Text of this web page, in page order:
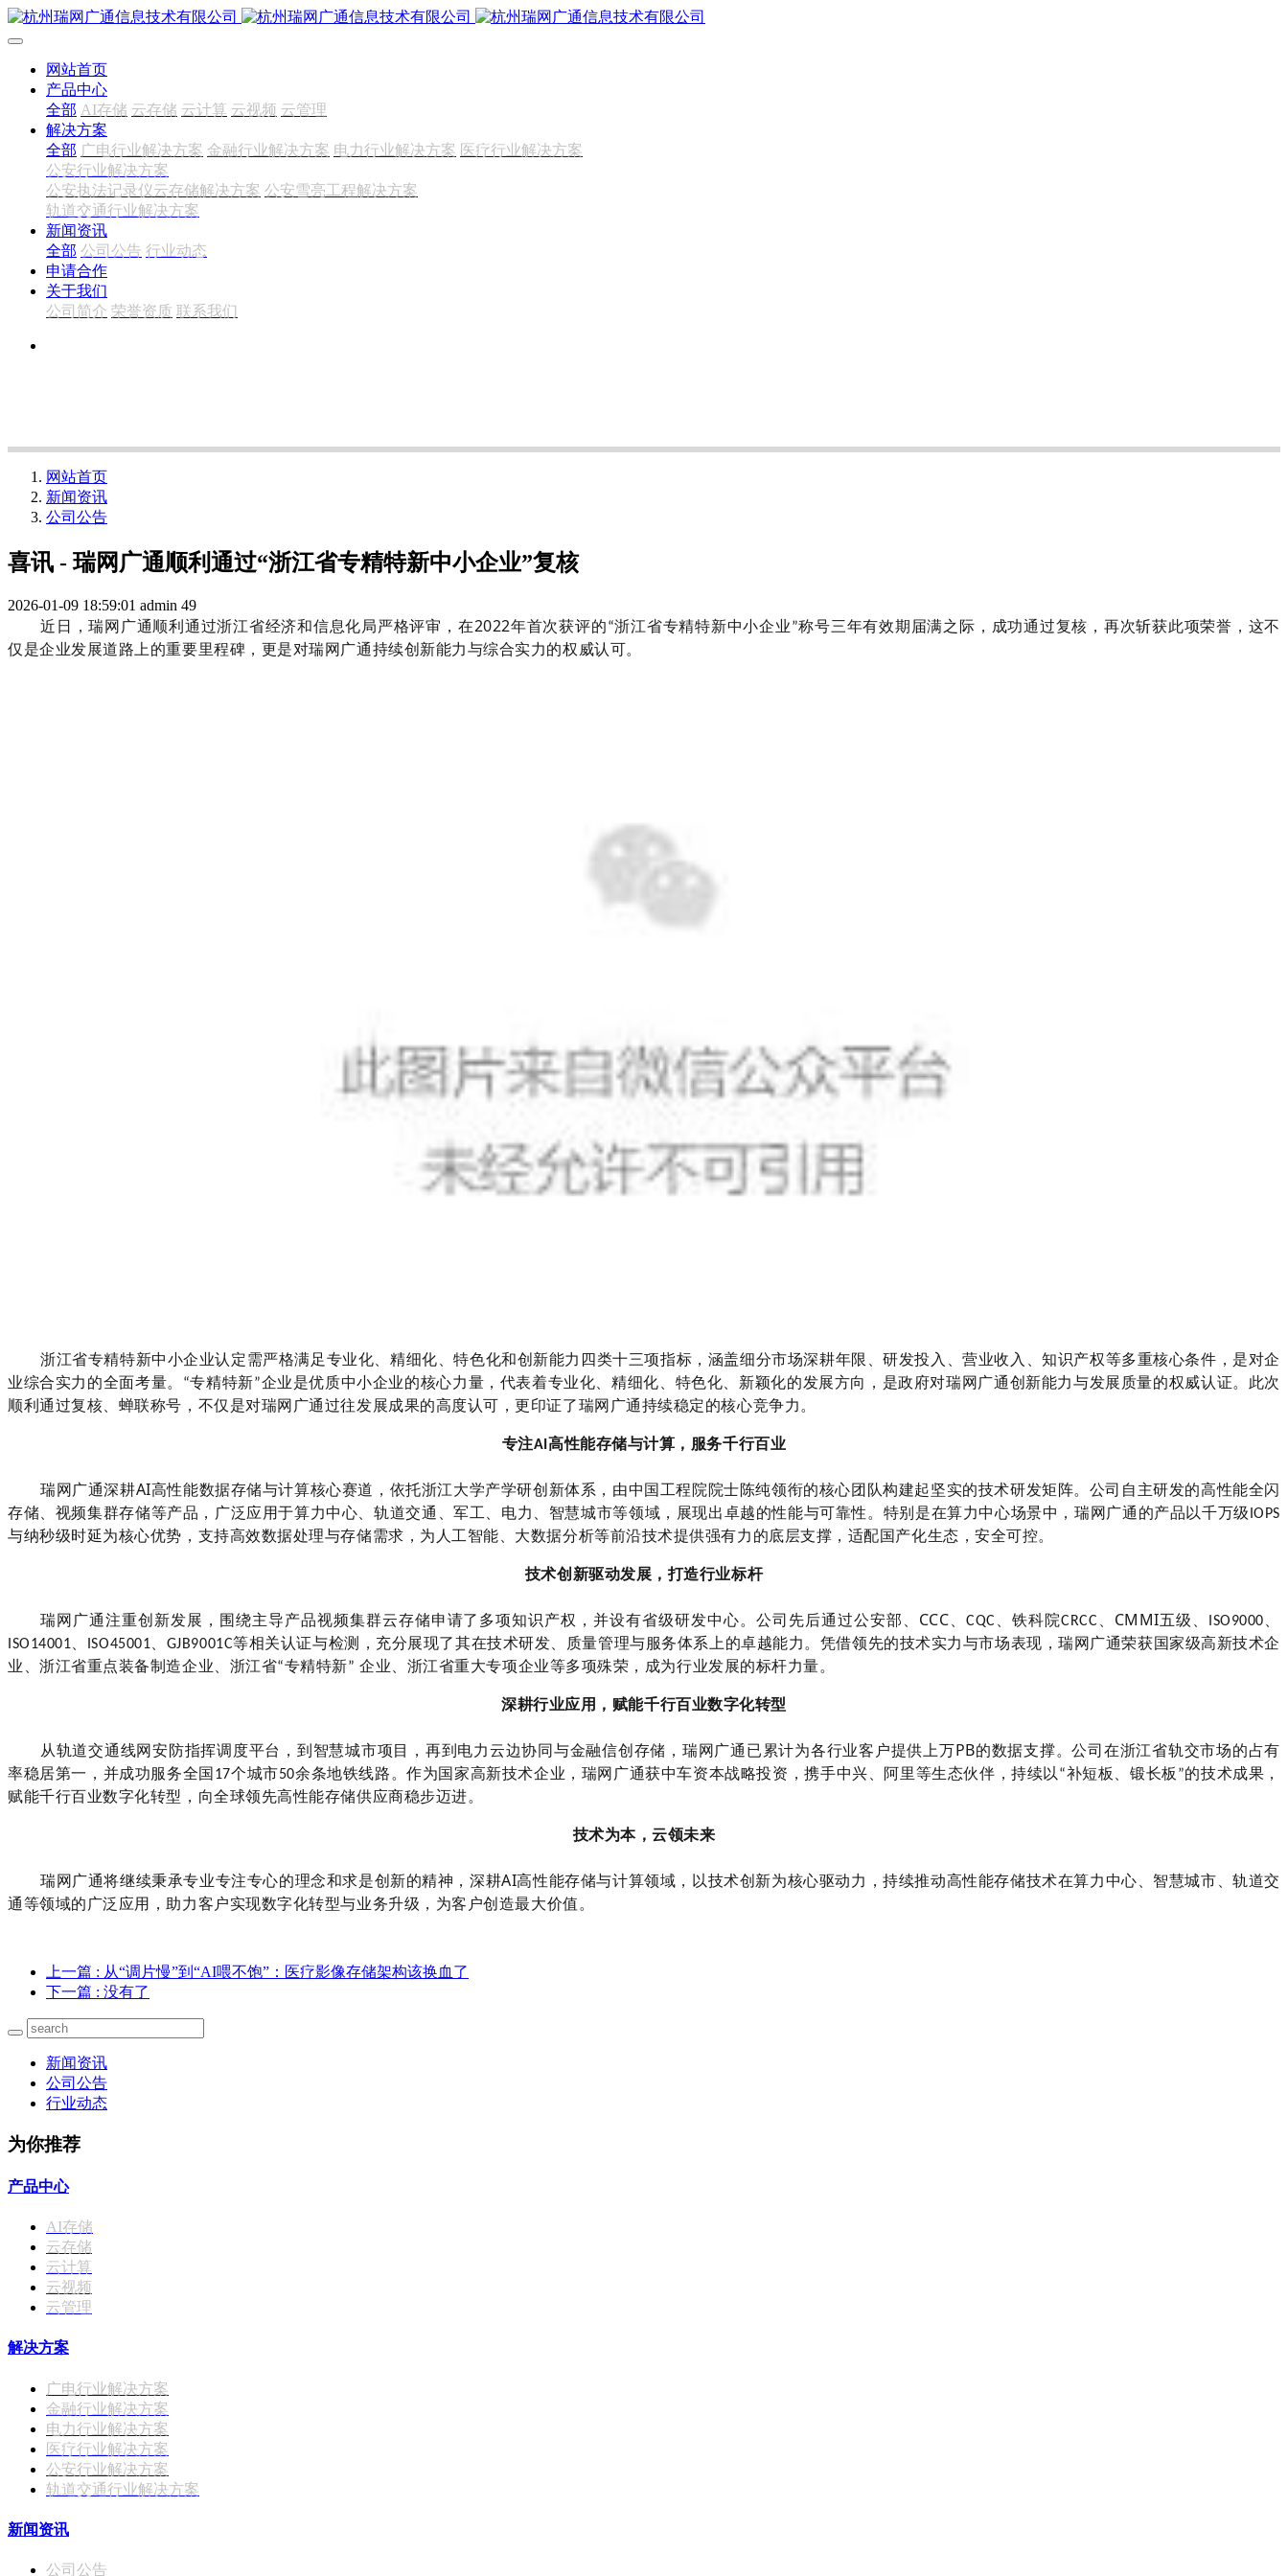
网站首页
产品中心
全部 AI存储 云存储 云计算 云视频 云管理
解决方案
全部 广电行业解决方案 金融行业解决方案 电力行业解决方案 医疗行业解决方案
公安行业解决方案
公安执法记录仪云存储解决方案 公安雪亮工程解决方案
轨道交通行业解决方案
新闻资讯
全部 公司公告 行业动态
申请合作
关于我们
公司简介 荣誉资质 联系我们
网站首页
新闻资讯
公司公告
喜讯 - 瑞网广通顺利通过“浙江省专精特新中小企业”复核
2026-01-09 18:59:01 admin 49
近日，瑞网广通顺利通过浙江省经济和信息化局严格评审，在2022年首次获评的“浙江省专精特新中小企业”称号三年有效期届满之际，成功通过复核，再次斩获此项荣誉， 这不
仅是企业发展道路上的重要里程碑，更是对瑞网广通持续创新能力与综合实力的权威认可。
浙江省专精特新中小企业认定需严格满足专业化、精细化、特色化和创新能力四类十三项指标，涵盖细分市场深耕年限、研发投入、营业收入、知识产权等多重核心条件，是对企
业综合实力的全面考量。
“专精特新”企业是优质中小企业的核心力量，代表着专业化、精细化、特色化、新颖化的发展方向，是政府对瑞网广通创新能力与发展质量的权威认证。此次
顺利通过复核、蝉联称号，不仅是对瑞网广通过往发展成果的高度认可，更印证了瑞网广通持续稳定的核心竞争力。
专注AI 高性能存储与计算，服务千行百业
瑞网广通深耕AI高性能数据存储与计算核心赛道，依托浙江大学产学研创新体系，由中国工程院院士陈纯领衔的核心团队构建起坚实的技术研发矩阵。公司自主研发的高性能全闪
存储、视频集群存储等产品，广泛应用于算力中心、轨道交通、军工、电力、智慧城市等领域，展现出卓越的性能与可靠性。特别是在算力中心场景中，瑞网广通的产品以千万级 IOPS
与纳秒级时延为核心优势，支持高效数据处理与存储需求，为人工智能、大数据分析等前沿技术提供强有力的底层支撑，适配国产化生态，安全可控。
技术创新驱动发展，打造行业标杆
瑞网广通注重创新发展，围绕主导产品视频集群云存储申请了多项知识产权，并设有省级研发中心。公司先后通过公安部、 CCC、CQC 、铁科院CRCC CMMI五级、 ISO9000
ISO14001 ISO45001、GJB9001C等相关认证与检测，充分展现了其在技术研发、质量管理与服务体系上的卓越能力。凭借领先的技术实力与市场表现，瑞网广通荣获国家级高新技术企
业、浙江省重点装备制造企业、浙江省“专精特新”企业、浙江省重大专项企业等多项殊荣，成为行业发展的标杆力量。
深耕行业应用，赋能千行百业数字化转型
从轨道交通线网安防指挥调度平台，到智慧城市项目，再到电力云边协同与金融信创存储，瑞网广通已累计为各行业客户提供上万PB的数据支撑。公司在浙江省轨交市场的占有
率稳居第一，并成功服务全国 17个城市50余条地铁线路。作为国家高新技术企业，瑞网广通获中车资本战略投资，携手中兴、阿里等生态伙伴，持续以 “补短板、锻长板 ”的技术成果，
赋能千行百业数字化转型，向全球领先高性能存储供应商稳步迈进。
技术为本，云领未来
瑞网广通将继续秉承专业专注专心的理念和求是创新的精神，深耕AI高性能存储与计算领域，以技术创新为核心驱动力，持续推动高性能存储技术在算力中心、智慧城市、轨道交
通等领域的广泛应用，助力客户实现数字化转型与业务升级 ，为客户创造最大价值 。
上一篇 : 从“调片慢”到“AI喂不饱”：医疗影像存储架构该换血了
下一篇 : 没有了
新闻资讯
公司公告
行业动态
为你推荐
产品中心
AI存储
云存储
云计算
云视频
云管理
解决方案
广电行业解决方案
金融行业解决方案
电力行业解决方案
医疗行业解决方案
公安行业解决方案
轨道交通行业解决方案
新闻资讯
公司公告